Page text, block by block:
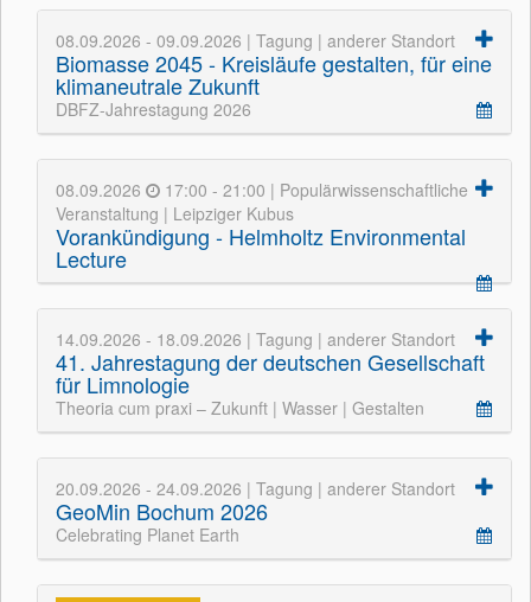
08.09.2026 - 09.09.2026 | Tagung | anderer Standort
Biomasse 2045 - Kreisläufe gestalten, für eine
klimaneutrale Zukunft
DBFZ-Jahrestagung 2026
08.09.2026
17:00 - 21:00 | Populärwissenschaftliche
Veranstaltung | Leipziger Kubus
Vorankündigung - Helmholtz Environmental
Lecture
14.09.2026 - 18.09.2026 | Tagung | anderer Standort
41. Jahrestagung der deutschen Gesellschaft
für Limnologie
Theoria cum praxi – Zukunft | Wasser | Gestalten
20.09.2026 - 24.09.2026 | Tagung | anderer Standort
GeoMin Bochum 2026
Celebrating Planet Earth